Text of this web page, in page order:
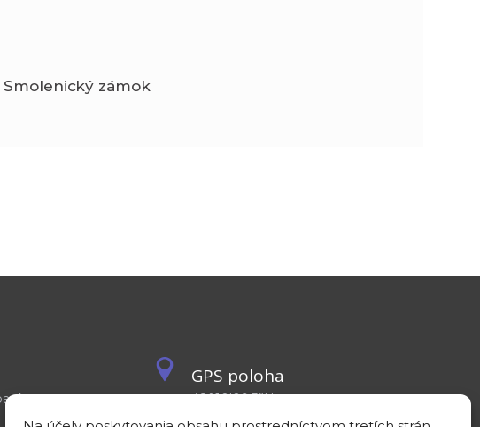
Smolenický zámok
GPS poloha
48°10'09.3”N